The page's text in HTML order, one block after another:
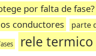
por falta de fase?
conductores
parte
rele